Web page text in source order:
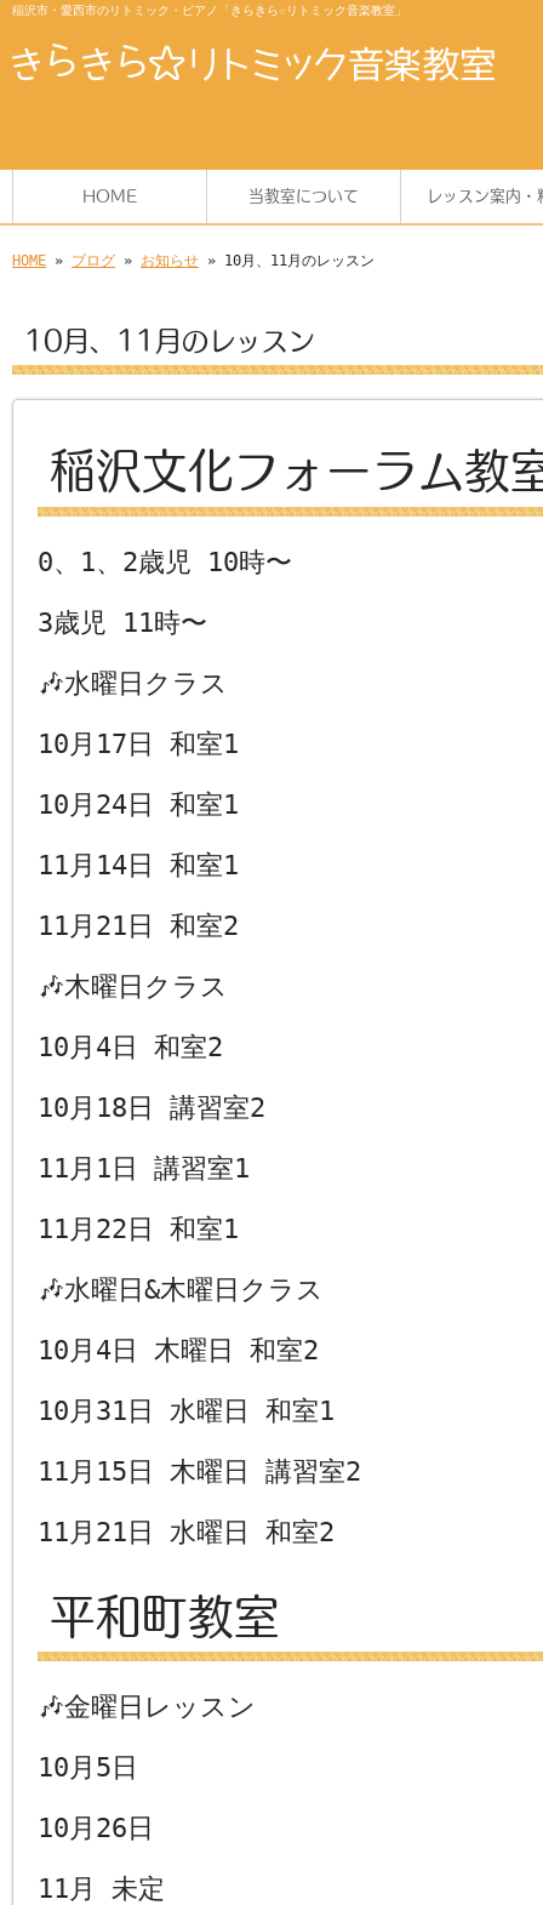
稲沢市・愛西市のリトミック・ピアノ「きらきら☆リトミック音楽教室」
HOME 当教室について レッスン案内・
HOME » ブログ » お知らせ » 10月、11月のレッスン
10月、11月のレッスン
稲沢文化フォーラム教
0、1、2歳児 10時〜
3歳児 11時〜
🎶水曜日クラス
10月17日 和室1
10月24日 和室1
11月14日 和室1
11月21日 和室2
🎶木曜日クラス
10月4日 和室2
10月18日 講習室2
11月1日 講習室1
11月22日 和室1
🎶水曜日&木曜日クラス
10月4日 木曜日 和室2
10月31日 水曜日 和室1
11月15日 木曜日 講習室2
11月21日 水曜日 和室2
平和町教室
🎶金曜日レッスン
10月5日
10月26日
11月 未定